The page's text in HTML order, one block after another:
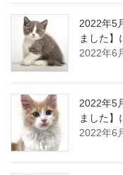
2022年5
ました】
2022年6
2022年5
ました】
2022年6